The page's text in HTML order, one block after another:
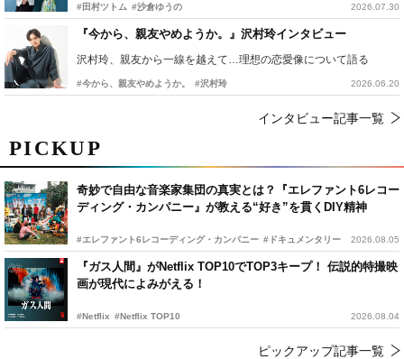
PICKUP
奇妙で自由な音楽家集団の真実とは？『エレファント6レコー
ディング・カンパニー』が教える“好き”を貫くDIY精神
#エレファント6レコーディング・カンパニー #ドキュメンタリー 2026.08.05
『ガス人間』がNetflix TOP10でTOP3キープ！ 伝説的特撮映
画が現代によみがえる！
#Netflix #Netflix TOP10 2026.08.04
ピックアップ記事一覧
#田村ツトム #沙倉ゆうの 2026.07.30
『今から、親友やめようか。』沢村玲インタビュー
沢村玲、親友から一線を越えて…理想の恋愛像について語る
#今から、親友やめようか。 #沢村玲 2026.06.20
インタビュー記事一覧